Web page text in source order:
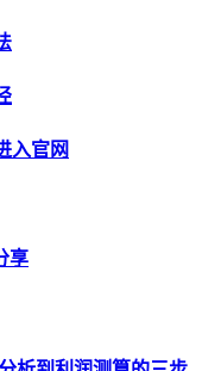
入官网
享